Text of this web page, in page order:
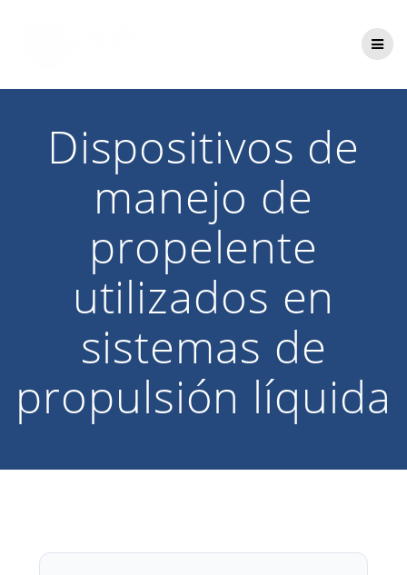
Dispositivos de
manejo de
propelente
utilizados en
sistemas de
propulsión líquida